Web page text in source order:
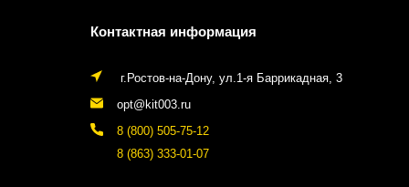
Контактная информация
г.Ростов-на-Дону, ул.1-я Баррикадная, 3
opt@kit003.ru
8 (800) 505-75-12
8 (863) 333-01-07